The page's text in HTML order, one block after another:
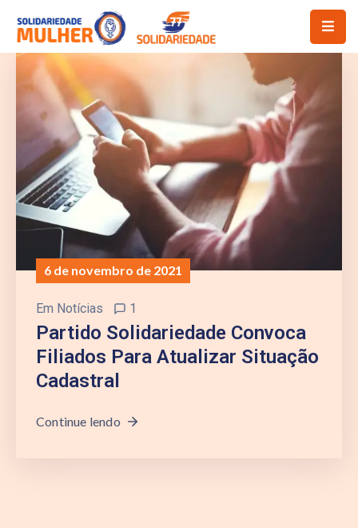
6 de novembro de 2021
Em Notícias 1
Partido Solidariedade Convoca
Filiados Para Atualizar Situação
Cadastral
Continue lendo